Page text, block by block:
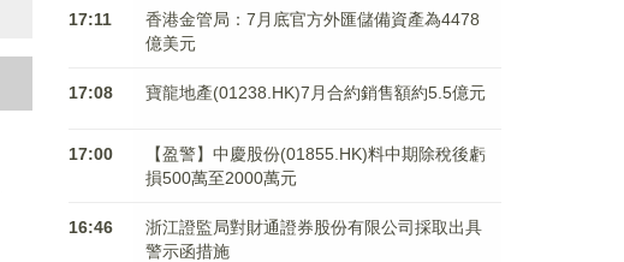
17:11
香港金管局：7月底官方外匯儲備資產為4478
億美元
17:08 寶龍地產(01238.HK)7月合約銷售額約5.5億元
17:00
【盈警】中慶股份(01855.HK)料中期除稅後虧
損500萬至2000萬元
16:46
浙江證監局對財通證券股份有限公司採取出具
警示函措施